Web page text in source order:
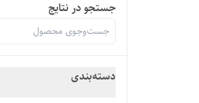
جستجو در نتایج
دسته‌بندی